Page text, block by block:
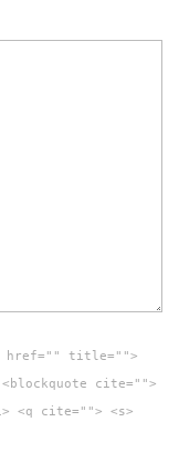
href="" title="">
cite="">
<q cite=""> <s>